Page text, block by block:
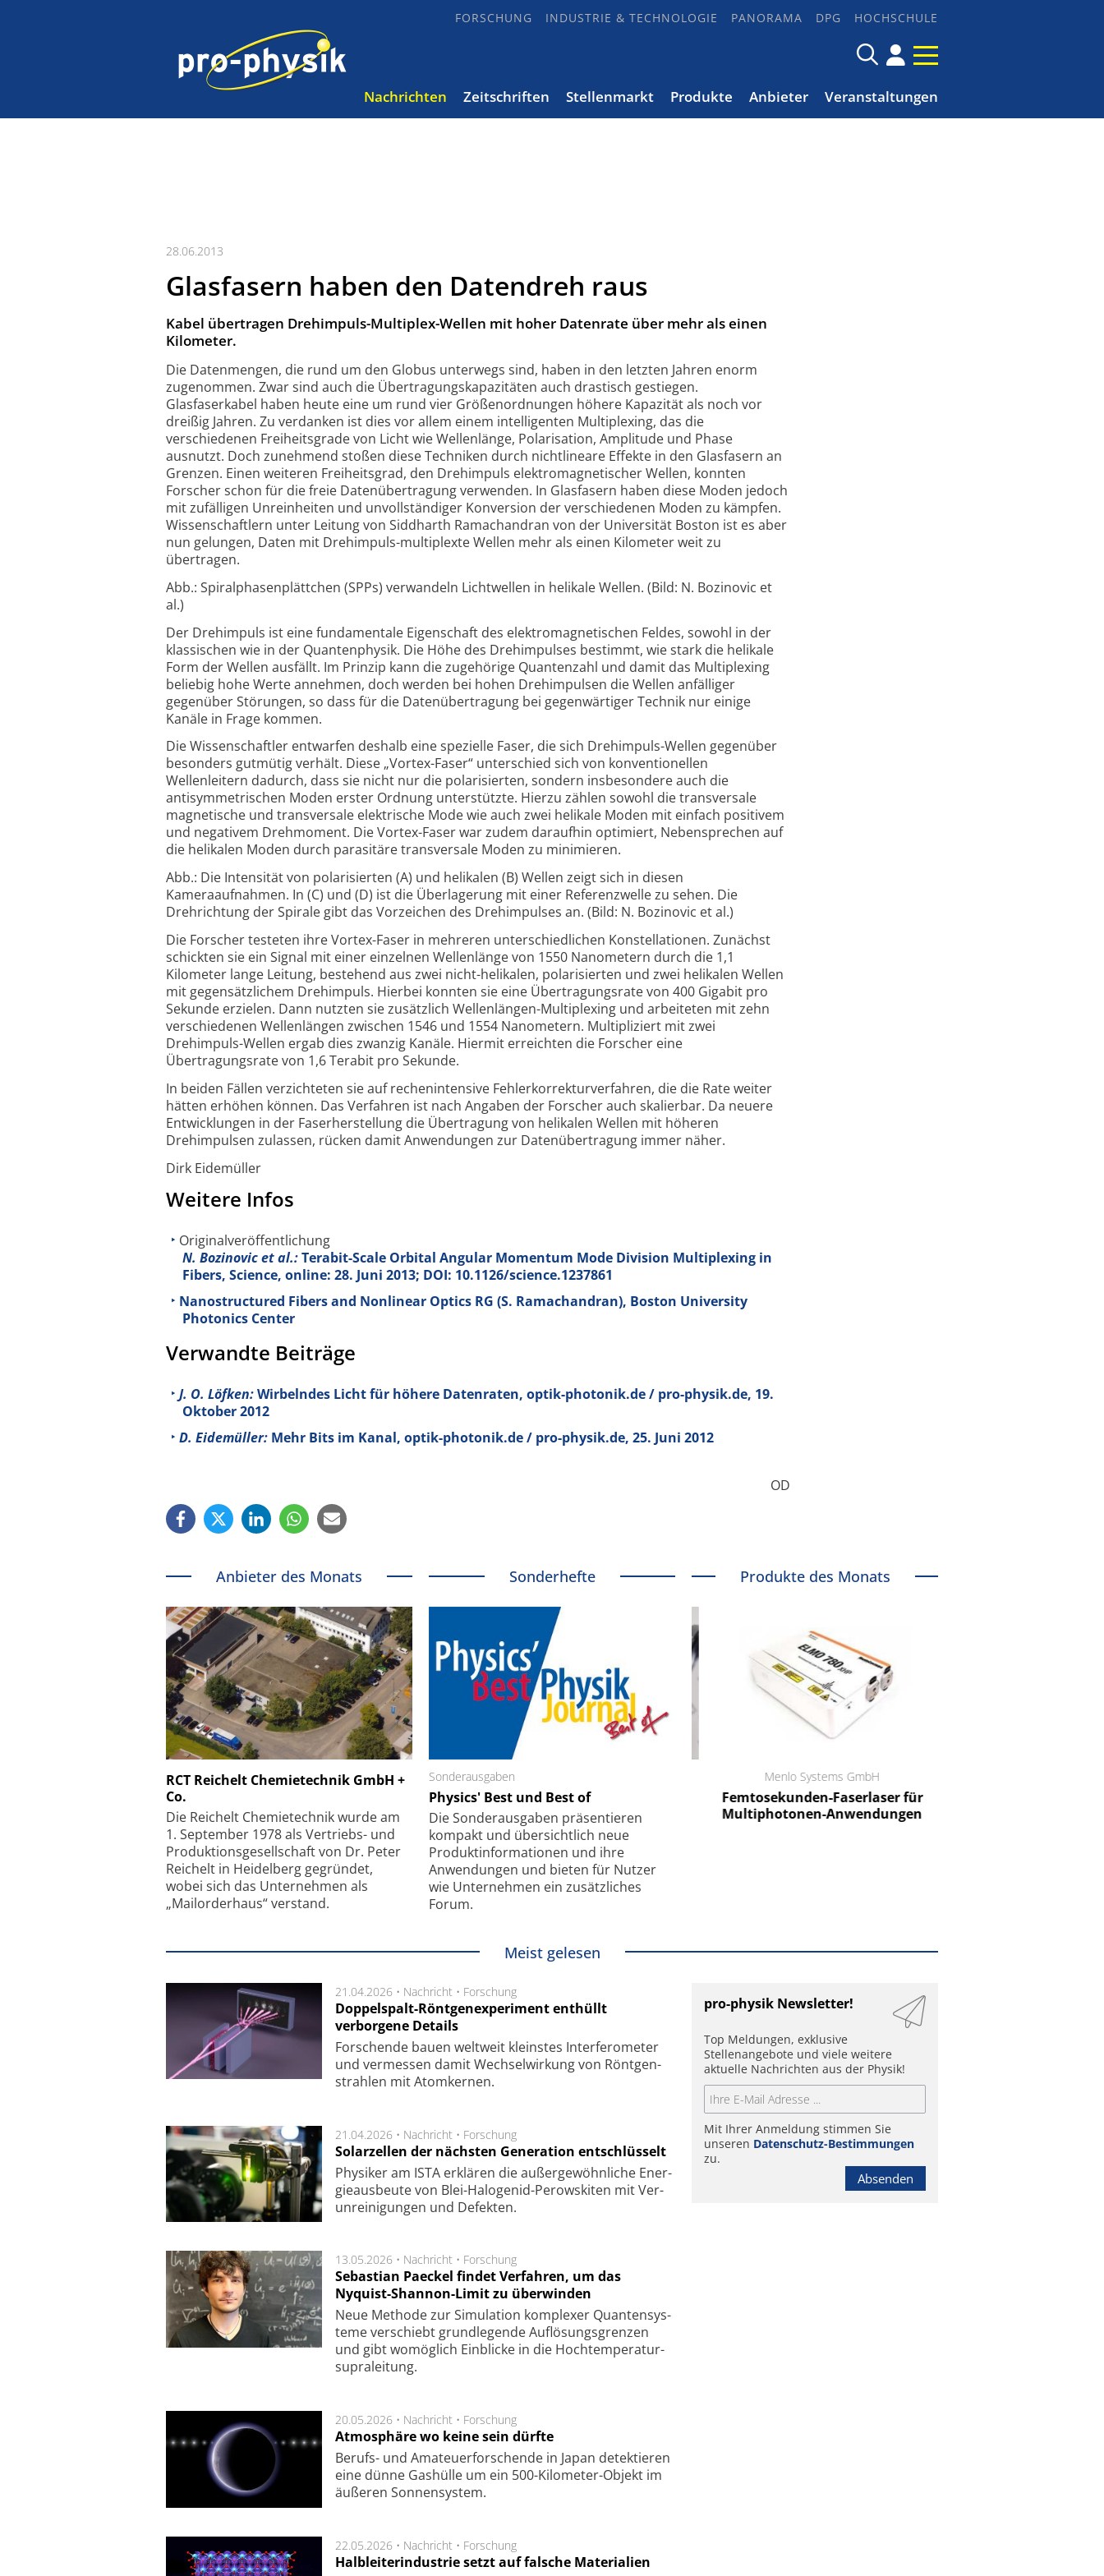
FORSCHUNG INDUSTRIE & TECHNOLOGIE PANORAMA DPG HOCHSCHULE
Nachrichten Zeitschriften Stellenmarkt Produkte Anbieter Veranstaltungen
28.06.2013
Glasfasern haben den Datendreh raus
Kabel übertragen Drehimpuls-Multiplex-Wellen mit hoher Datenrate über mehr als einen
Kilometer.
Die Datenmengen, die rund um den Globus unterwegs sind, haben in den letzten Jahren enorm
zugenommen. Zwar sind auch die Übertragungskapazitäten auch drastisch gestiegen.
Glasfaserkabel haben heute eine um rund vier Größenordnungen höhere Kapazität als noch vor
dreißig Jahren. Zu verdanken ist dies vor allem einem intelligenten Multiplexing, das die
verschiedenen Freiheitsgrade von Licht wie Wellenlänge, Polarisation, Amplitude und Phase
ausnutzt. Doch zunehmend stoßen diese Techniken durch nichtlineare Effekte in den Glasfasern an
Grenzen. Einen weiteren Freiheitsgrad, den Drehimpuls elektromagnetischer Wellen, konnten
Forscher schon für die freie Datenübertragung verwenden. In Glasfasern haben diese Moden jedoch
mit zufälligen Unreinheiten und unvollständiger Konversion der verschiedenen Moden zu kämpfen.
Wissenschaftlern unter Leitung von Siddharth Ramachandran von der Universität Boston ist es aber
nun gelungen, Daten mit Drehimpuls-multiplexte Wellen mehr als einen Kilometer weit zu
übertragen.
Abb.: Spiralphasenplättchen (SPPs) verwandeln Lichtwellen in helikale Wellen. (Bild: N. Bozinovic et
al.)
Der Drehimpuls ist eine fundamentale Eigenschaft des elektromagnetischen Feldes, sowohl in der
klassischen wie in der Quantenphysik. Die Höhe des Drehimpulses bestimmt, wie stark die helikale
Form der Wellen ausfällt. Im Prinzip kann die zugehörige Quantenzahl und damit das Multiplexing
beliebig hohe Werte annehmen, doch werden bei hohen Drehimpulsen die Wellen anfälliger
gegenüber Störungen, so dass für die Datenübertragung bei gegenwärtiger Technik nur einige
Kanäle in Frage kommen.
Die Wissenschaftler entwarfen deshalb eine spezielle Faser, die sich Drehimpuls-Wellen gegenüber
besonders gutmütig verhält. Diese „Vortex-Faser“ unterschied sich von konventionellen
Wellenleitern dadurch, dass sie nicht nur die polarisierten, sondern insbesondere auch die
antisymmetrischen Moden erster Ordnung unterstützte. Hierzu zählen sowohl die transversale
magnetische und transversale elektrische Mode wie auch zwei helikale Moden mit einfach positivem
und negativem Drehmoment. Die Vortex-Faser war zudem daraufhin optimiert, Nebensprechen auf
die helikalen Moden durch parasitäre transversale Moden zu minimieren.
Abb.: Die Intensität von polarisierten (A) und helikalen (B) Wellen zeigt sich in diesen
Kameraaufnahmen. In (C) und (D) ist die Überlagerung mit einer Referenzwelle zu sehen. Die
Drehrichtung der Spirale gibt das Vorzeichen des Drehimpulses an. (Bild: N. Bozinovic et al.)
Die Forscher testeten ihre Vortex-Faser in mehreren unterschiedlichen Konstellationen. Zunächst
schickten sie ein Signal mit einer einzelnen Wellenlänge von 1550 Nanometern durch die 1,1
Kilometer lange Leitung, bestehend aus zwei nicht-helikalen, polarisierten und zwei helikalen Wellen
mit gegensätzlichem Drehimpuls. Hierbei konnten sie eine Übertragungsrate von 400 Gigabit pro
Sekunde erzielen. Dann nutzten sie zusätzlich Wellenlängen-Multiplexing und arbeiteten mit zehn
verschiedenen Wellenlängen zwischen 1546 und 1554 Nanometern. Multipliziert mit zwei
Drehimpuls-Wellen ergab dies zwanzig Kanäle. Hiermit erreichten die Forscher eine
Übertragungsrate von 1,6 Terabit pro Sekunde.
In beiden Fällen verzichteten sie auf rechenintensive Fehlerkorrekturverfahren, die die Rate weiter
hätten erhöhen können. Das Verfahren ist nach Angaben der Forscher auch skalierbar. Da neuere
Entwicklungen in der Faserherstellung die Übertragung von helikalen Wellen mit höheren
Drehimpulsen zulassen, rücken damit Anwendungen zur Datenübertragung immer näher.
Dirk Eidemüller
Weitere Infos
Originalveröffentlichung
N. Bozinovic et al.:Terabit-Scale Orbital Angular Momentum Mode Division Multiplexing in
Fibers, Science, online: 28. Juni 2013; DOI: 10.1126/science.1237861
Nanostructured Fibers and Nonlinear Optics RG (S. Ramachandran), Boston University
Photonics Center
Verwandte Beiträge
J. O. Löfken:Wirbelndes Licht für höhere Datenraten, optik-photonik.de / pro-physik.de, 19.
Oktober 2012
D. Eidemüller: Mehr Bits im Kanal, optik-photonik.de / pro-physik.de, 25. Juni 2012
OD
Anbieter des Monats
RCT Reichelt Chemietechnik GmbH +
Co.
Die Reichelt Chemietechnik wurde am
1. September 1978 als Vertriebs- und
Produktionsgesellschaft von Dr. Peter
Reichelt in Heidelberg gegründet,
wobei sich das Unternehmen als
„Mailorderhaus“ verstand.
Sonderhefte
Sonderausgaben
Physics' Best und Best of
Die Sonder­ausgaben präsentieren
kompakt und übersichtlich neue
Produkt­informationen und ihre
Anwendungen und bieten für Nutzer
wie Unternehmen ein zusätzliches
Forum.
Produkte des Monats
Schäfter + Kirchhoff GmbH
Feinfokussierungsmechanismus
Elektronenmikroskopie auf
kleinstem Raum
Menlo Systems GmbH
Femtosekunden-Faserlaser für
Multiphotonen-Anwendungen
Meist gelesen
21.04.2026 • Nachricht • Forschung
Doppelspalt-Röntgenexperiment enthüllt
verborgene Details
For­schen­de bau­en welt­weit kleins­tes In­ter­fe­ro­me­ter
und ver­mes­sen da­mit Wech­sel­wir­kung von Rönt­gen­
strah­len mit Atom­ker­nen.
21.04.2026 • Nachricht • Forschung
Solarzellen der nächsten Generation entschlüsselt
Physiker am ISTA er­klä­ren die außer­ge­wöhn­li­che Ener­
gie­aus­beu­te von Blei-Halo­ge­nid-Perows­ki­ten mit Ver­
unrei­ni­gung­en und De­fek­ten.
13.05.2026 • Nachricht • Forschung
Sebastian Paeckel findet Verfahren, um das
Nyquist-Shannon-Limit zu überwinden
Neue Methode zur Simu­la­tion kom­ple­xer Quan­ten­sys­
te­me ver­schiebt grund­le­gen­de Auf­lösungs­gren­zen
und gibt wo­mög­lich Ein­blicke in die Hoch­tempe­ra­tur­
supra­lei­tung.
20.05.2026 • Nachricht • Forschung
Atmosphäre wo keine sein dürfte
Berufs- und Ama­teuer­for­schen­de in Japan de­tek­tie­ren
eine dün­ne Gas­hül­le um ein 500-Kilo­meter-Objekt im
äu­ße­ren Son­nen­sys­tem.
22.05.2026 • Nachricht • Forschung
Halbleiterindustrie setzt auf falsche Materialien
pro-physik Newsletter!
Top Meldungen, exklusive
Stellenangebote und viele weitere
aktuelle Nachrichten aus der Physik!
Mit Ihrer Anmeldung stimmen Sie
unseren Datenschutz-Bestimmungen
zu.
Absenden